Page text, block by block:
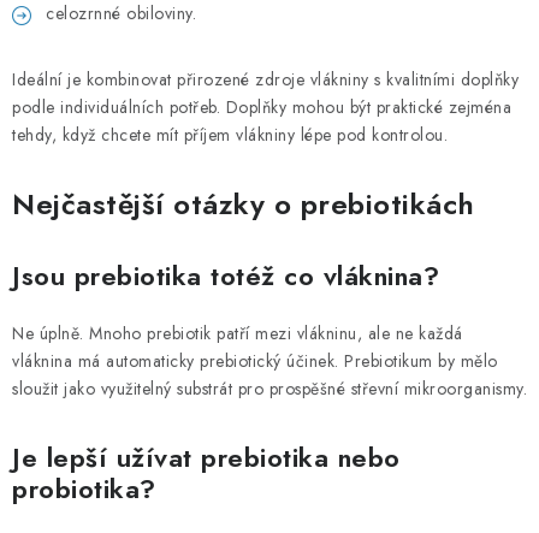
celozrnné obiloviny.
Ideální je kombinovat přirozené zdroje vlákniny s kvalitními doplňky
podle individuálních potřeb. Doplňky mohou být praktické zejména
tehdy, když chcete mít příjem vlákniny lépe pod kontrolou.
Nejčastější otázky o prebiotikách
Jsou prebiotika totéž co vláknina?
Ne úplně. Mnoho prebiotik patří mezi vlákninu, ale ne každá
vláknina má automaticky prebiotický účinek. Prebiotikum by mělo
sloužit jako využitelný substrát pro prospěšné střevní mikroorganismy.
Je lepší užívat prebiotika nebo
probiotika?